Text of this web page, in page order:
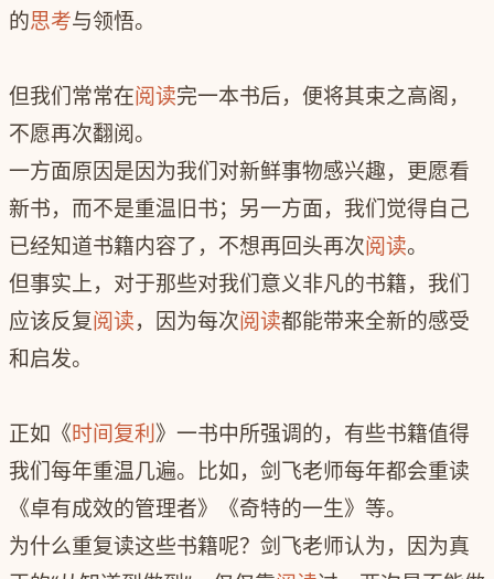
的思考与领悟。
但我们常常在阅读完一本书后，便将其束之高阁，
不愿再次翻阅。
一方面原因是因为我们对新鲜事物感兴趣，更愿看
新书，而不是重温旧书；另一方面，我们觉得自己
已经知道书籍内容了，不想再回头再次阅读。
但事实上，对于那些对我们意义非凡的书籍，我们
应该反复阅读，因为每次阅读都能带来全新的感受
和启发。
正如《时间复利 》一书中所强调的，有些书籍值得
我们每年重温几遍。比如，剑飞老师每年都会重读
《卓有成效的管理者》《奇特的一生》等。
为什么重复读这些书籍呢？剑飞老师认为，因为真